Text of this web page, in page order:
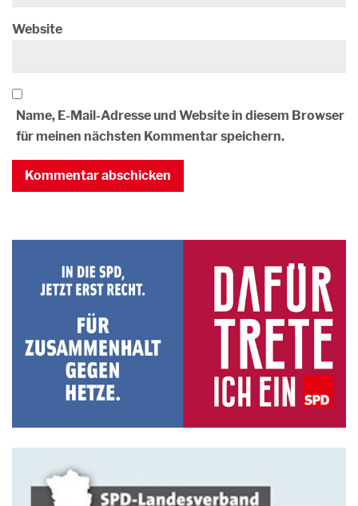
Website
Name, E-Mail-Adresse und Website in diesem Browser
für meinen nächsten Kommentar speichern.